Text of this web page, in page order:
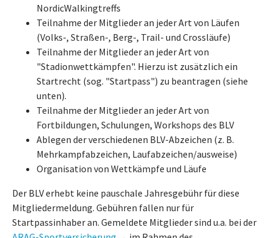
NordicWalkingtreffs
Teilnahme der Mitglieder an jeder Art von Läufen
(Volks-, Straßen-, Berg-, Trail- und Crossläufe)
Teilnahme der Mitglieder an jeder Art von
"Stadionwettkämpfen". Hierzu ist zusätzlich ein
Startrecht (sog. "Startpass") zu beantragen (siehe
unten).
Teilnahme der Mitglieder an jeder Art von
Fortbildungen, Schulungen, Workshops des BLV
Ablegen der verschiedenen BLV-Abzeichen (z. B.
Mehrkampfabzeichen, Laufabzeichen/ausweise)
Organisation von Wettkämpfe und Läufe
Der BLV erhebt keine pauschale Jahresgebühr für diese
Mitgliedermeldung. Gebühren fallen nur für
Startpassinhaber an. Gemeldete Mitglieder sind u.a. bei der